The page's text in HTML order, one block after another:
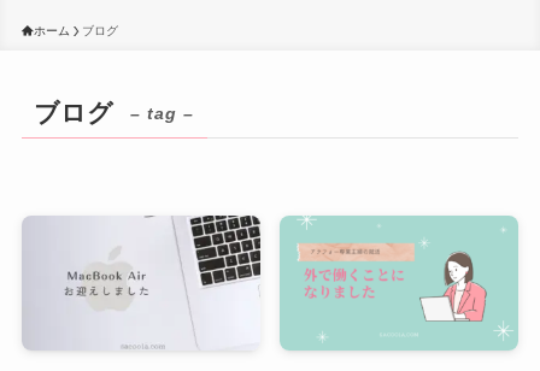
ホーム ブログ
ブログ – tag –